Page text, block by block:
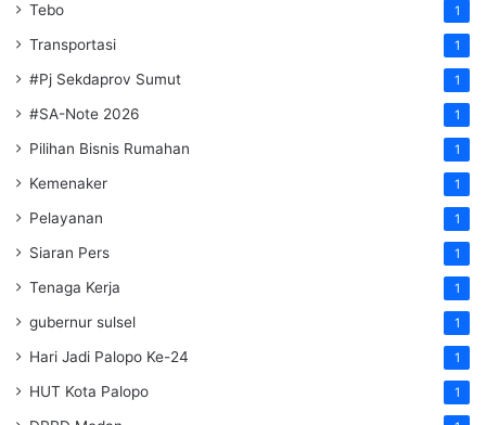
Tebo 1
Transportasi 1
#Pj Sekdaprov Sumut 1
#SA-Note 2026 1
Pilihan Bisnis Rumahan 1
Kemenaker 1
Pelayanan 1
Siaran Pers 1
Tenaga Kerja 1
gubernur sulsel 1
Hari Jadi Palopo Ke-24 1
HUT Kota Palopo 1